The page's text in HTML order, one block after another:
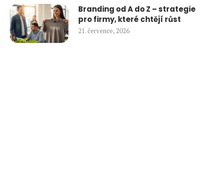
Branding od A do Z – strategie
pro firmy, které chtějí růst
21. července, 2026